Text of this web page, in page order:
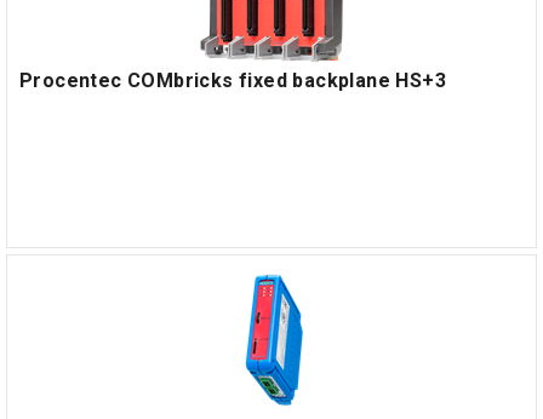
Procentec COMbricks fixed backplane HS+3